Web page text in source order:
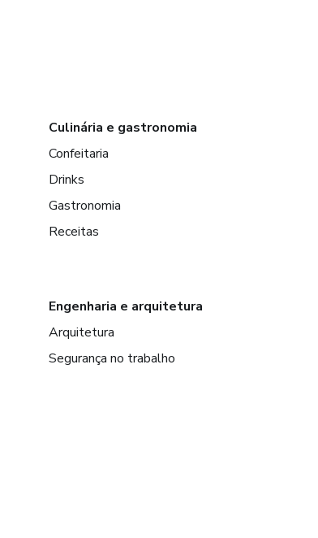
Culinária e gastronomia
Confeitaria
Drinks
Gastronomia
Receitas
Engenharia e arquitetura
Arquitetura
Segurança no trabalho